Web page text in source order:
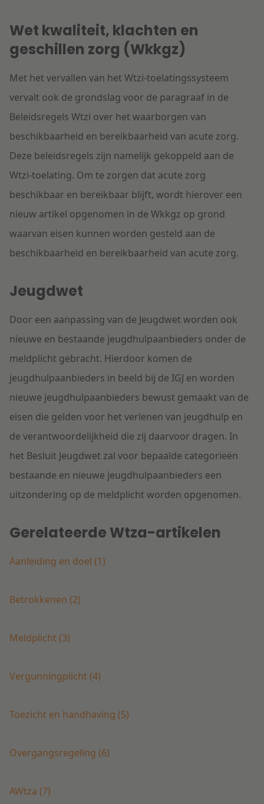
Wet kwaliteit, klachten en
geschillen zorg (Wkkgz)
Met het vervallen van het Wtzi-toelatingssysteem
vervalt ook de grondslag voor de paragraaf in de
Beleidsregels Wtzi over het waarborgen van
beschikbaarheid en bereikbaarheid van acute zorg.
Deze beleidsregels zijn namelijk gekoppeld aan de
Wtzi-toelating. Om te zorgen dat acute zorg
beschikbaar en bereikbaar blijft, wordt hierover een
nieuw artikel opgenomen in de Wkkgz op grond
waarvan eisen kunnen worden gesteld aan de
beschikbaarheid en bereikbaarheid van acute zorg.
Jeugdwet
Door een aanpassing van de Jeugdwet worden ook
nieuwe en bestaande jeugdhulpaanbieders onder de
meldplicht gebracht. Hierdoor komen de
jeugdhulpaanbieders in beeld bij de IGJ en worden
nieuwe jeugdhulpaanbieders bewust gemaakt van de
eisen die gelden voor het verlenen van jeugdhulp en
de verantwoordelijkheid die zij daarvoor dragen. In
het Besluit Jeugdwet zal voor bepaalde categorieën
bestaande en nieuwe jeugdhulpaanbieders een
uitzondering op de meldplicht worden opgenomen.
Gerelateerde Wtza-artikelen
Aanleiding en doel (1)
Betrokkenen (2)
Meldplicht (3)
Vergunningplicht (4)
Toezicht en handhaving (5)
Overgangsregeling (6)
AWtza (7)